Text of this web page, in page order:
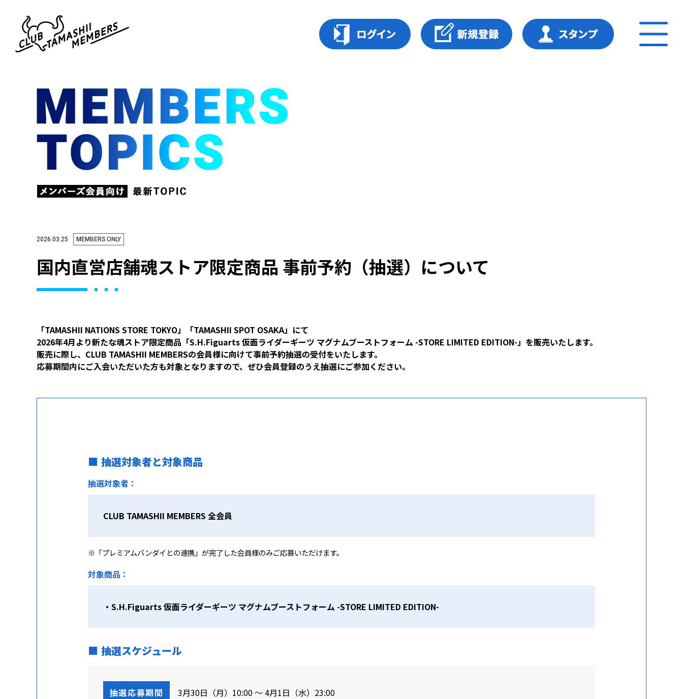
2026.03.25 MEMBERS ONLY
国内直営店舗魂ストア限定商品 事前予約（抽選）について
「TAMASHII NATIONS STORE TOKYO」「TAMASHII SPOT OSAKA」にて
2026年4月より新たな魂ストア限定商品「S.H.Figuarts 仮面ライダーギーツ マグナムブーストフォーム -STORE LIMITED EDITION-」を販売いたします。
販売に際し、CLUB TAMASHII MEMBERSの会員様に向けて事前予約抽選の受付をいたします。
応募期間内にご入会いただいた方も対象となりますので、ぜひ会員登録のうえ抽選にご参加ください。
抽選対象者と対象商品
抽選対象者：
CLUB TAMASHII MEMBERS 全会員
※「プレミアムバンダイとの連携」が完了した会員様のみご応募いただけます。
対象商品：
・S.H.Figuarts 仮面ライダーギーツ マグナムブーストフォーム -STORE LIMITED EDITION-
抽選スケジュール
抽選応募期間 3月30日（月）10:00 ～ 4月1日（水）23:00